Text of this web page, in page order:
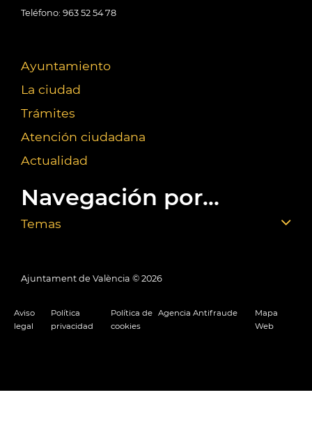
Teléfono: 963 52 54 78
Ayuntamiento
La ciudad
Trámites
Atención ciudadana
Actualidad
Navegación por...
Temas
Ajuntament de València © 2026
Aviso
legal
Política
privacidad
Política de
cookies
Agencia Antifraude
Mapa
Web